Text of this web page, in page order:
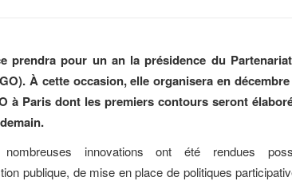
prendra pour un an la présidence du
À cette occasion, elle organisera en
à Paris dont les premiers contours seront
innovations ont été rendues
publique, de mise en place de politiques